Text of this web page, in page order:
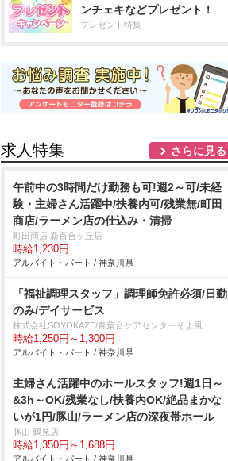
ンチェキなどプレゼント！
プレゼント特集
求人特集 さらに見る
午前中の3時間だけ勤務も可!週2～可/未経
験・主婦さん活躍中/扶養内可/残業無/町田
商店/ラーメン店の仕込み・清掃
町田商店 新百合ヶ丘店
時給1,230円
アルバイト・パート / 神奈川県
「福祉調理スタッフ」調理師免許必須/日勤
のみ/デイサービス
株式会社SOYOKAZE/青葉台ケアセンターそよ風
時給1,250円～1,300円
アルバイト・パート / 神奈川県
主婦さん活躍中のホールスタッフ!週1日～
&3h～OK/残業なし/扶養内OK/絶品まかな
いが1円/豚山/ラーメン店の深夜帯ホール
豚山 鶴見店
時給1,350円～1,688円
アルバイト・パート / 神奈川県